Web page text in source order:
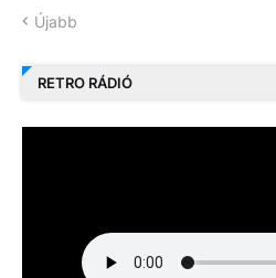
Újabb
RETRO RÁDIÓ